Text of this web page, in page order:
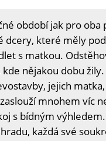
období jak pro oba
dcery, které měly
s matkou.
kde nějakou dobu
jejich
mnohem víc
s bídným
každá své